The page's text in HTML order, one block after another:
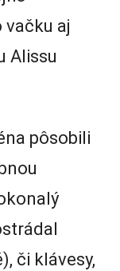
vačku aj
Alissu
pôsobili
či klávesy,